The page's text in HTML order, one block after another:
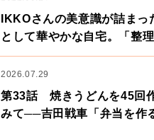
IKKOさんの美意識が詰まっ
として華やかな自宅。「整
心のリズムが乱されないた
業」。
2026.07.29
第33話 焼きうどんを45回
みて──吉田戦車「弁当を作